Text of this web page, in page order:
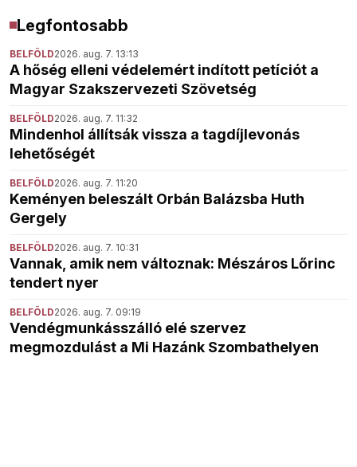
Legfontosabb
BELFÖLD2026. aug. 7. 13:13
A hőség elleni védelemért indított petíciót a
Magyar Szakszervezeti Szövetség
BELFÖLD2026. aug. 7. 11:32
Mindenhol állítsák vissza a tagdíjlevonás
lehetőségét
BELFÖLD2026. aug. 7. 11:20
Keményen beleszált Orbán Balázsba Huth
Gergely
BELFÖLD2026. aug. 7. 10:31
Vannak, amik nem változnak: Mészáros Lőrinc
tendert nyer
BELFÖLD2026. aug. 7. 09:19
Vendégmunkásszálló elé szervez
megmozdulást a Mi Hazánk Szombathelyen